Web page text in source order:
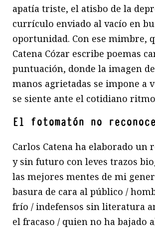
apatía triste, el atisbo de la
currículo enviado al vacío en
oportunidad. Con ese mimbre,
Catena Cózar escribe poemas
puntuación, donde la imagen
manos agrietadas se impone a
se siente ante el cotidiano
El fotomatón no
Carlos Catena ha elaborado
y sin futuro con leves trazos
las mejores mentes de mi
basura de cara al público /
frío / indefensos sin literatura
el fracaso / quien no ha bajado